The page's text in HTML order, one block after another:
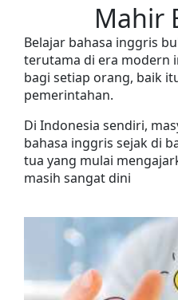
Mahir
Belajar bahasa inggris
terutama di era modern
bagi setiap orang, baik
pemerintahan.
Di Indonesia sendiri,
bahasa inggris sejak di
tua yang mulai
masih sangat dini